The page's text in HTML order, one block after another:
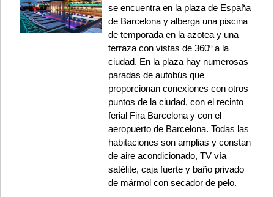
se encuentra en la plaza de España
de Barcelona y alberga una piscina
de temporada en la azotea y una
terraza con vistas de 360º a la
ciudad. En la plaza hay numerosas
paradas de autobús que
proporcionan conexiones con otros
puntos de la ciudad, con el recinto
ferial Fira Barcelona y con el
aeropuerto de Barcelona. Todas las
habitaciones son amplias y constan
de aire acondicionado, TV vía
satélite, caja fuerte y baño privado
de mármol con secador de pelo.